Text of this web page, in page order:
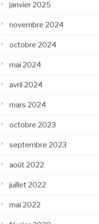
janvier 2025
novembre 2024
octobre 2024
mai 2024
avril 2024
mars 2024
octobre 2023
septembre 2023
août 2022
juillet 2022
mai 2022